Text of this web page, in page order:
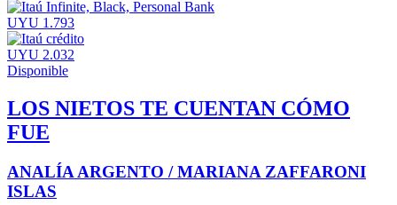
UYU 1.793
UYU 2.032
Disponible
LOS NIETOS TE CUENTAN CÓMO
FUE
ANALÍA ARGENTO / MARIANA ZAFFARONI
ISLAS